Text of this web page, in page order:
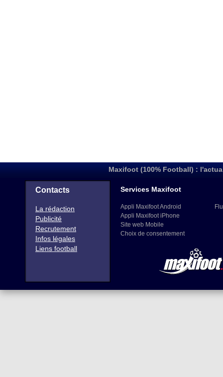
Maxifoot (100% Football) :
Contacts
La rédaction
Publicité
Recrutement
Infos légales
Liens football
Services Maxifoot
Appli Maxifoot Android
Appli Maxifoot iPhone
Site web Mobile
Choix de consentement